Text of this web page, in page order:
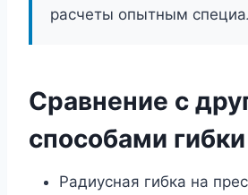
расчеты опытным
Сравнение с
способами
Радиусная гибка на